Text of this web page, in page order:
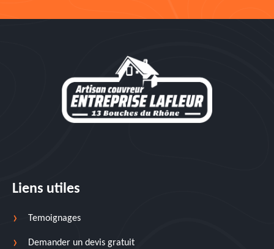
Liens utiles
Temoignages
Demander un devis gratuit